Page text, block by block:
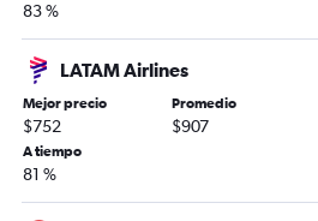
83 %
LATAM Airlines
Mejor precio
$752
Promedio
$907
A tiempo
81 %